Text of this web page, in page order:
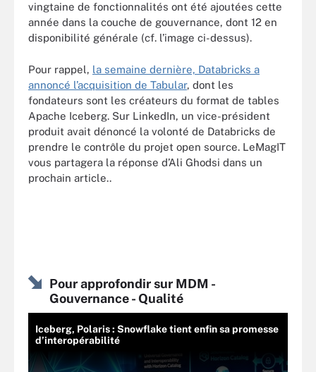
vingtaine de fonctionnalités ont été ajoutées cette
année dans la couche de gouvernance, dont 12 en
disponibilité générale (cf. l’image ci-dessus).
Pour rappel, la semaine dernière, Databricks a
annoncé l’acquisition de Tabular, dont les
fondateurs sont les créateurs du format de tables
Apache Iceberg. Sur LinkedIn, un vice-président
produit avait dénoncé la volonté de Databricks de
prendre le contrôle du projet open source. LeMagIT
vous partagera la réponse d’Ali Ghodsi dans un
prochain article..
Pour approfondir sur MDM -
Gouvernance - Qualité
Iceberg, Polaris : Snowflake tient enfin sa promesse
d’interopérabilité